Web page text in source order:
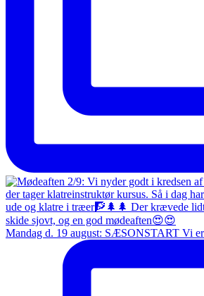
Mandag d. 19 august: SÆSONSTART Vi